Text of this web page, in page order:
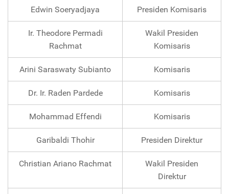
Edwin Soeryadjaya Presiden Komisaris
Ir. Theodore Permadi
Rachmat
Wakil Presiden
Komisaris
Arini Saraswaty Subianto Komisaris
Dr. Ir. Raden Pardede Komisaris
Mohammad Effendi Komisaris
Garibaldi Thohir Presiden Direktur
Christian Ariano Rachmat
Wakil Presiden
Direktur